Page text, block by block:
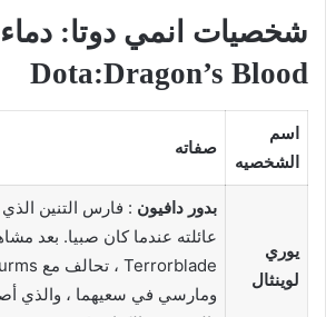
شخصيات انمي دوتا: دماء
Dota:Dragon’s Blood
اسم
الشخصيه
صفاته
يوري
لوينثال
بدور دافيون : فارس التنين الذي
عائلته عندما كان صبيا. بعد
ومارسي في سعيهما ، والذي